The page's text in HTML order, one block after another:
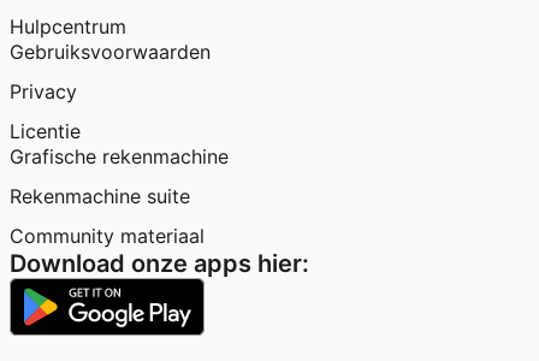
Hulpcentrum
Gebruiksvoorwaarden
Privacy
Licentie
Grafische rekenmachine
Rekenmachine suite
Community materiaal
Download onze apps hier: